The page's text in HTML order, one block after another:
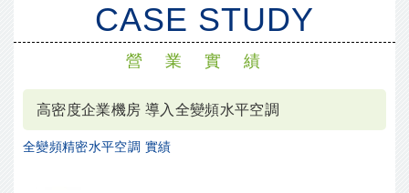
CASE STUDY
營業實績
高密度企業機房 導入全變頻水平空調
全變頻精密水平空調 實績